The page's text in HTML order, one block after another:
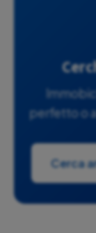
perfetto o a
Cerca